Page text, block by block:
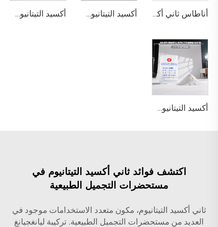
أناطاس ثاني أكسيد التيتانيوم A101 | الدرجة العامة أكسيد التيتانيوم الريتيلى R218 (درجة عالمية) أكسيد التيتانيوم الريتيلى R909 (الطلاءات والأصباغ - عام)
أكسيد التيتانيوم الروتايل R944 (درجة عالمية)
اكتشف فوائد ثاني أكسيد التيتانيوم في
مستحضرات التجميل الطبيعية
ثاني أكسيد التيتانيوم، مكون متعدد الاستخدامات موجود في
العديد من مستحضرات التجميل الطبيعية. تركيبة ليانغجيانغ